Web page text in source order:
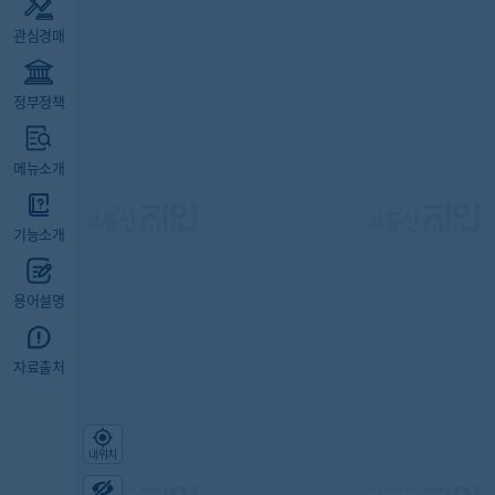
관심경매
정부정책
메뉴소개
기능소개
용어설명
자료출처
내위치